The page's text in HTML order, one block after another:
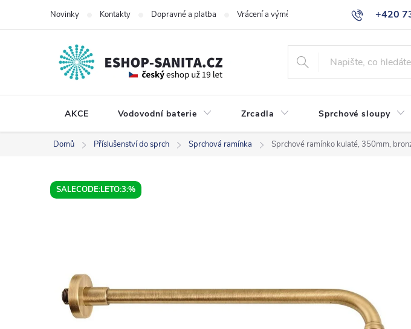
+420
Novinky Kontakty Dopravné a platba Vrácení a výměna zboží Reklamace
AKCE Vodovodní baterie Zrcadla Sprchové sloupy
Domů Příslušenství do sprch Sprchová ramínka Sprchové ramínko kulaté, 350mm,
SALECODE:LETO:3:%